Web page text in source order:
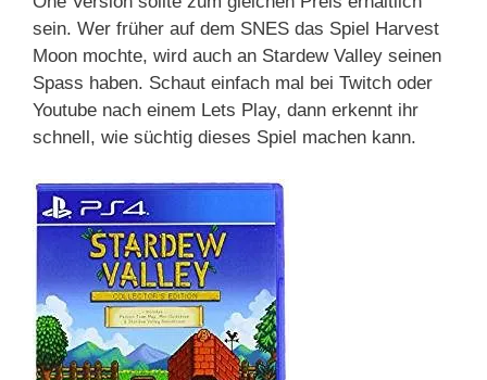
sein. Wer früher auf dem SNES das Spiel Harvest
Moon mochte, wird auch an Stardew Valley seinen
Spass haben. Schaut einfach mal bei Twitch oder
Youtube nach einem Lets Play, dann erkennt ihr
schnell, wie süchtig dieses Spiel machen kann.